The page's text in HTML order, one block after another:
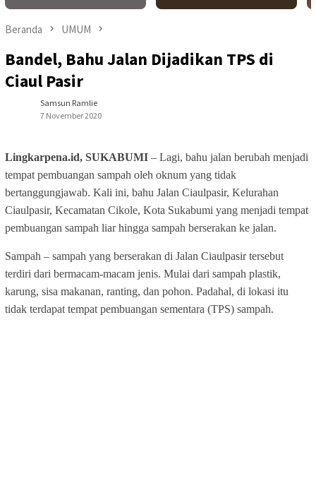
Beranda UMUM
Bandel, Bahu Jalan Dijadikan TPS di
Ciaul Pasir
Samsun Ramlie
7 November 2020
Lingkarpena.id, SUKABUMI – Lagi, bahu jalan berubah menjadi
tempat pembuangan sampah oleh oknum yang tidak
bertanggungjawab. Kali ini, bahu Jalan Ciaulpasir, Kelurahan
Ciaulpasir, Kecamatan Cikole, Kota Sukabumi yang menjadi tempat
pembuangan sampah liar hingga sampah berserakan ke jalan.
Sampah – sampah yang berserakan di Jalan Ciaulpasir tersebut
terdiri dari bermacam-macam jenis. Mulai dari sampah plastik,
karung, sisa makanan, ranting, dan pohon. Padahal, di lokasi itu
tidak terdapat tempat pembuangan sementara (TPS) sampah.